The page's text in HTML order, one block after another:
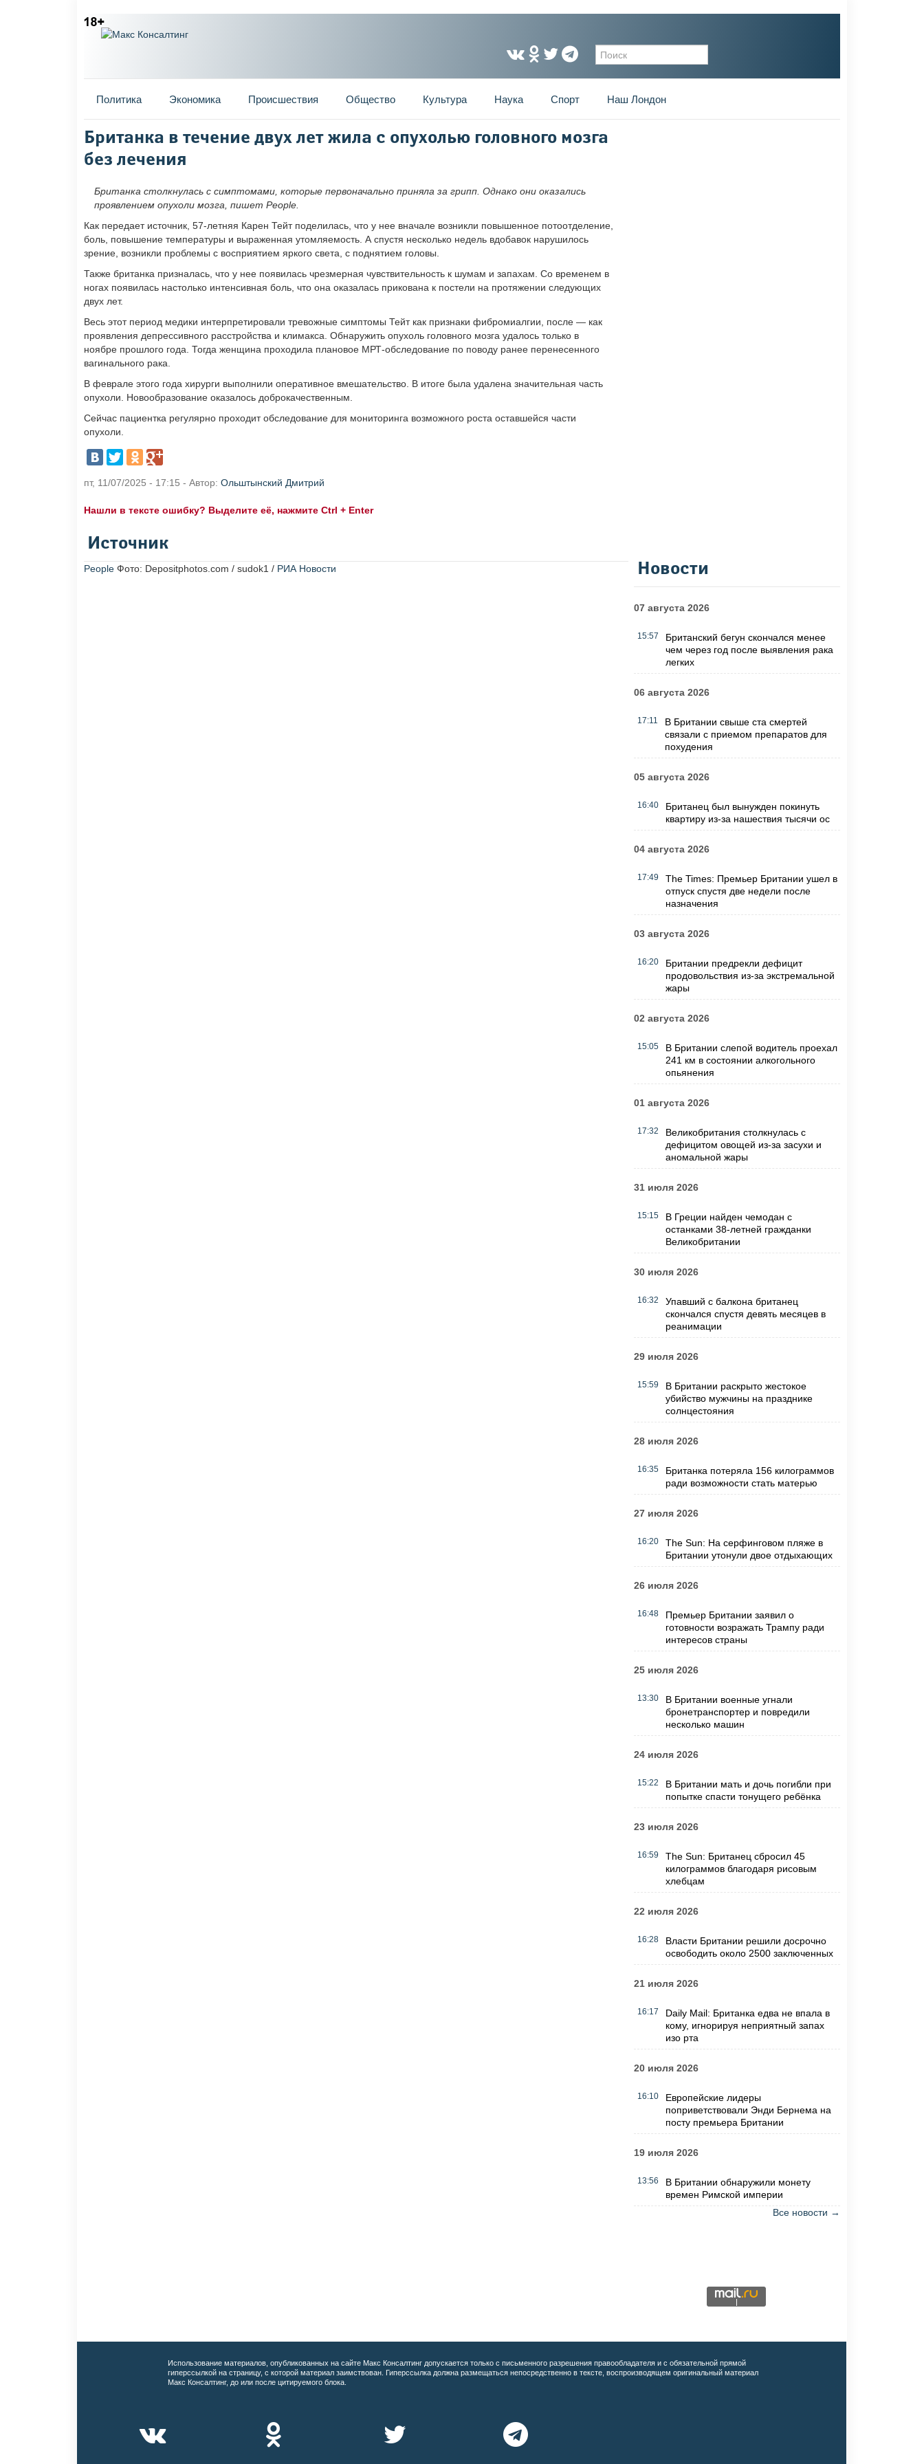
Форма поиска
Главное меню
Политика Экономика Происшествия Общество Культура Наука Спорт Наш Лондон
Вы здесь
Британка в течение двух лет жила с опухолью головного мозга
без лечения
Британка столкнулась с симптомами, которые первоначально приняла за грипп. Однако они оказались
проявлением опухоли мозга, пишет People.
Как передает источник, 57-летняя Карен Тейт поделилась, что у нее вначале возникли повышенное потоотделение,
боль, повышение температуры и выраженная утомляемость. А спустя несколько недель вдобавок нарушилось
зрение, возникли проблемы с восприятием яркого света, с поднятием головы.
Также британка призналась, что у нее появилась чрезмерная чувствительность к шумам и запахам. Со временем в
ногах появилась настолько интенсивная боль, что она оказалась прикована к постели на протяжении следующих
двух лет.
Весь этот период медики интерпретировали тревожные симптомы Тейт как признаки фибромиалгии, после — как
проявления депрессивного расстройства и климакса. Обнаружить опухоль головного мозга удалось только в
ноябре прошлого года. Тогда женщина проходила плановое МРТ-обследование по поводу ранее перенесенного
вагинального рака.
В феврале этого года хирурги выполнили оперативное вмешательство. В итоге была удалена значительная часть
опухоли. Новообразование оказалось доброкачественным.
Сейчас пациентка регулярно проходит обследование для мониторинга возможного роста оставшейся части
опухоли.
пт, 11/07/2025 - 17:15 - Автор: Ольштынский Дмитрий
Нашли в тексте ошибку? Выделите её, нажмите Ctrl + Enter
Источник
People Фото: Depositphotos.com / sudok1 / РИА Новости Новости
07 августа 2026
15:57
Британский бегун скончался менее
чем через год после выявления рака
легких
06 августа 2026
17:11
В Британии свыше ста смертей
связали с приемом препаратов для
похудения
05 августа 2026
16:40
Британец был вынужден покинуть
квартиру из-за нашествия тысячи ос
04 августа 2026
17:49
The Times: Премьер Британии ушел в
отпуск спустя две недели после
назначения
03 августа 2026
16:20
Британии предрекли дефицит
продовольствия из-за экстремальной
жары
02 августа 2026
15:05
В Британии слепой водитель проехал
241 км в состоянии алкогольного
опьянения
01 августа 2026
17:32
Великобритания столкнулась с
дефицитом овощей из-за засухи и
аномальной жары
31 июля 2026
15:15
В Греции найден чемодан с
останками 38-летней гражданки
Великобритании
30 июля 2026
16:32
Упавший с балкона британец
скончался спустя девять месяцев в
реанимации
29 июля 2026
15:59
В Британии раскрыто жестокое
убийство мужчины на празднике
солнцестояния
28 июля 2026
16:35
Британка потеряла 156 килограммов
ради возможности стать матерью
27 июля 2026
16:20
The Sun: На серфинговом пляже в
Британии утонули двое отдыхающих
26 июля 2026
16:48
Премьер Британии заявил о
готовности возражать Трампу ради
интересов страны
25 июля 2026
13:30
В Британии военные угнали
бронетранспортер и повредили
несколько машин
24 июля 2026
15:22
В Британии мать и дочь погибли при
попытке спасти тонущего ребёнка
23 июля 2026
16:59
The Sun: Британец сбросил 45
килограммов благодаря рисовым
хлебцам
22 июля 2026
16:28
Власти Британии решили досрочно
освободить около 2500 заключенных
21 июля 2026
16:17
Daily Mail: Британка едва не впала в
кому, игнорируя неприятный запах
изо рта
20 июля 2026
16:10
Европейские лидеры
поприветствовали Энди Бернема на
посту премьера Британии
19 июля 2026
13:56
В Британии обнаружили монету
времен Римской империи
Все новости →
Использование материалов, опубликованных на сайте Макс Консалтинг допускается только с письменного разрешения правообладателя и с обязательной прямой
гиперссылкой на страницу, с которой материал заимствован. Гиперссылка должна размещаться непосредственно в тексте, воспроизводящем оригинальный материал
Макс Консалтинг, до или после цитируемого блока.